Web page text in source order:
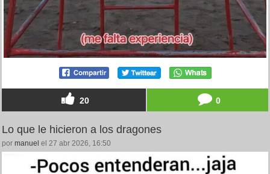
20 0
Lo que le hicieron a los dragones
por manuel el 27 abr 2026, 16:50